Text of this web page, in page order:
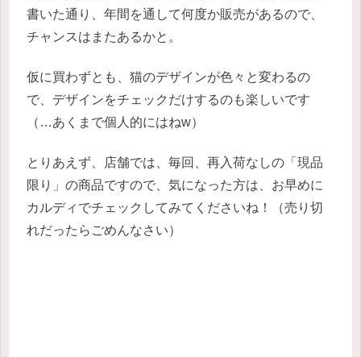
書いた通り、年間を通して何度か販売があるので、
チャンスはまたあるかと。
仮に買わずとも、猫のデザインが色々と変わるの
で、デザインをチェックだけするのも楽しいです
（…あくまで個人的にはねw）
とりあえず、店舗では、毎回、再入荷なしの「現品
限り」の商品ですので、気になった方は、お早めに
カルディでチェックしてみてくださいね！（売り切
れだったらごめんなさい）